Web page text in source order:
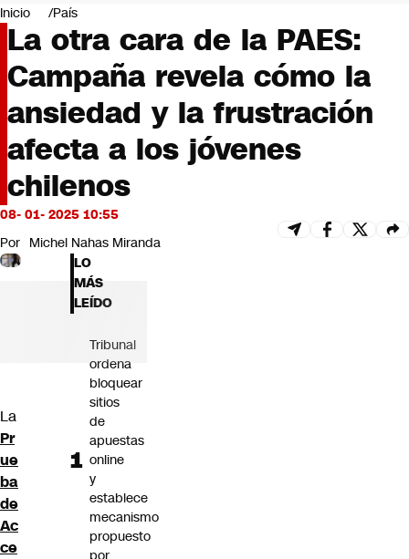
Negocios
Deportes
Programas completos
Cultura
Servicios
Bits
CNN tiempo
Futuro 360
Opinión
Inicio País
La otra cara de la PAES:
Campaña revela cómo la
ansiedad y la frustración
afecta a los jóvenes
chilenos
08- 01- 2025 10:55
Por Michel Nahas Miranda
La
Pr
ue
ba
de
Ac
ce
LO
MÁS
LEÍDO
Tribunal
ordena
bloquear
sitios
de
apuestas
online
y
establece
mecanismo
propuesto
por